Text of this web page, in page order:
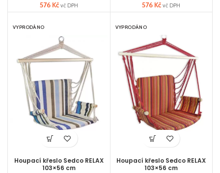
576 Kč vč DPH 576 Kč vč DPH
VYPRODÁNO
Houpací křeslo Sedco RELAX
103×56 cm
VYPRODÁNO
Houpací křeslo Sedco RELAX
103×56 cm